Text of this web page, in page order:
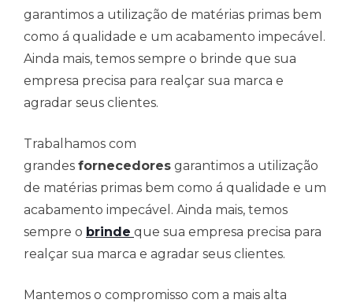
garantimos a utilização de matérias primas bem
como á qualidade e um acabamento impecável.
Ainda mais, temos sempre o brinde que sua
empresa precisa para realçar sua marca e
agradar seus clientes.
Trabalhamos com
grandes fornecedores garantimos a utilização
de matérias primas bem como á qualidade e um
acabamento impecável. Ainda mais, temos
sempre o brinde que sua empresa precisa para
realçar sua marca e agradar seus clientes.
Mantemos o compromisso com a mais alta